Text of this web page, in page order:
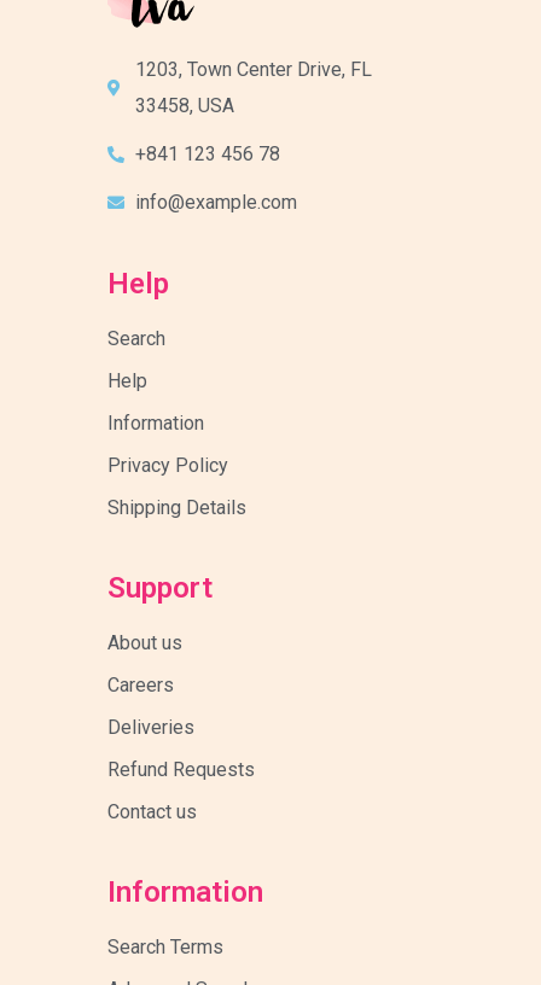
1203, Town Center Drive, FL
33458, USA
+841 123 456 78
info@example.com
Help
Search
Help
Information
Privacy Policy
Shipping Details
Support
About us
Careers
Deliveries
Refund Requests
Contact us
Information
Search Terms